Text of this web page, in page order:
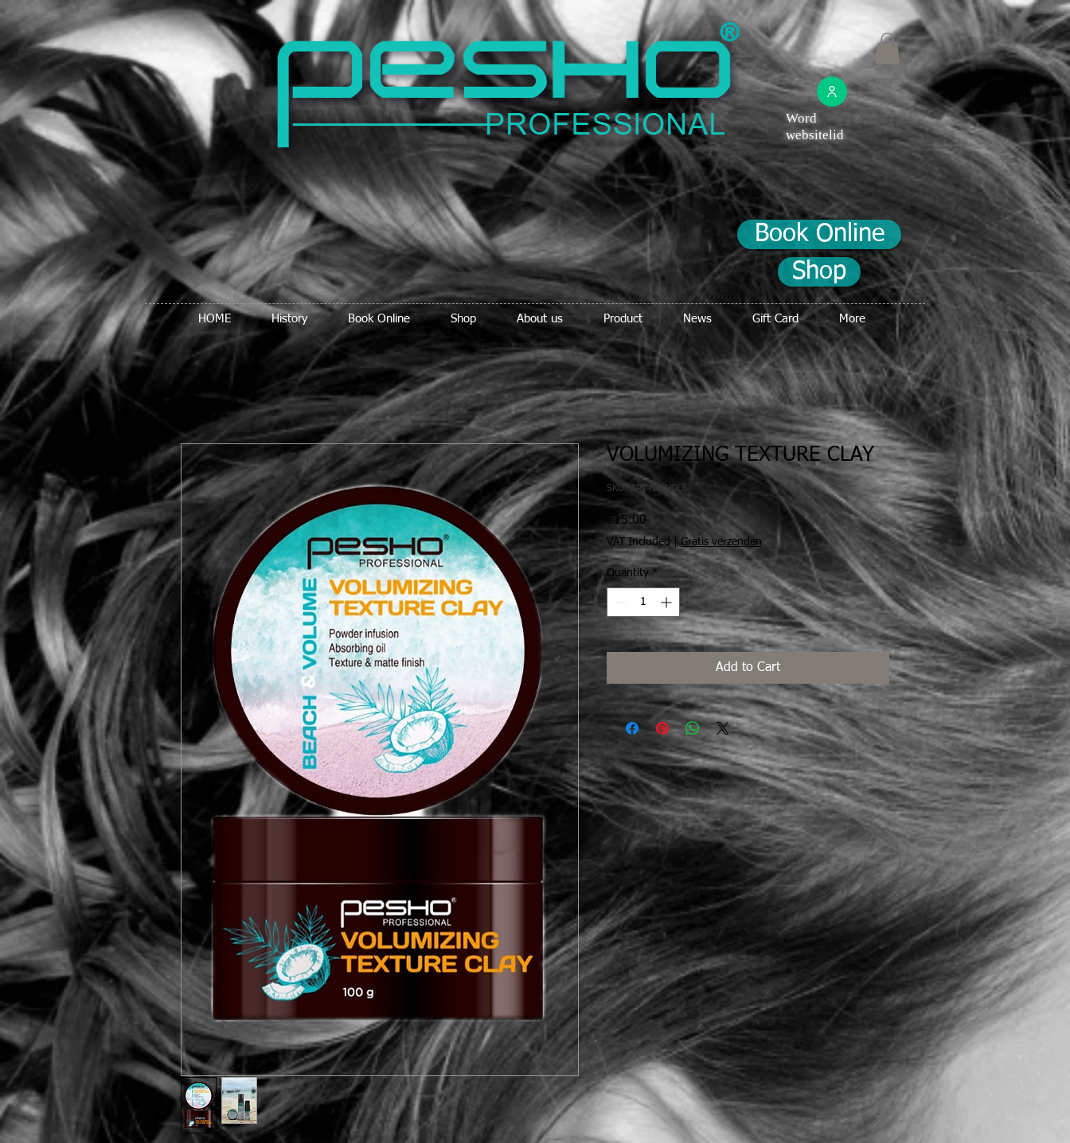
®
Word
websitelid
Book Online
Shop
HOME History Book Online Shop About us Product News Gift Card More
VOLUMIZING TEXTURE CLAY
SKU: ART-NO.VOL6
€15.00 Price
VAT Included|Gratis verzenden
Quantity *
Add to Cart